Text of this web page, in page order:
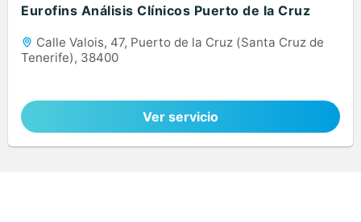
Eurofins Análisis Clínicos Puerto de la Cruz
Calle Valois, 47, Puerto de la Cruz (Santa Cruz de
Tenerife), 38400
Ver servicio